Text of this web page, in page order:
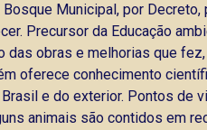
Municipal, por Decreto,
Precursor da Educação
das obras e melhorias que
oferece conhecimento
e do exterior. Pontos de
animais são contidos em